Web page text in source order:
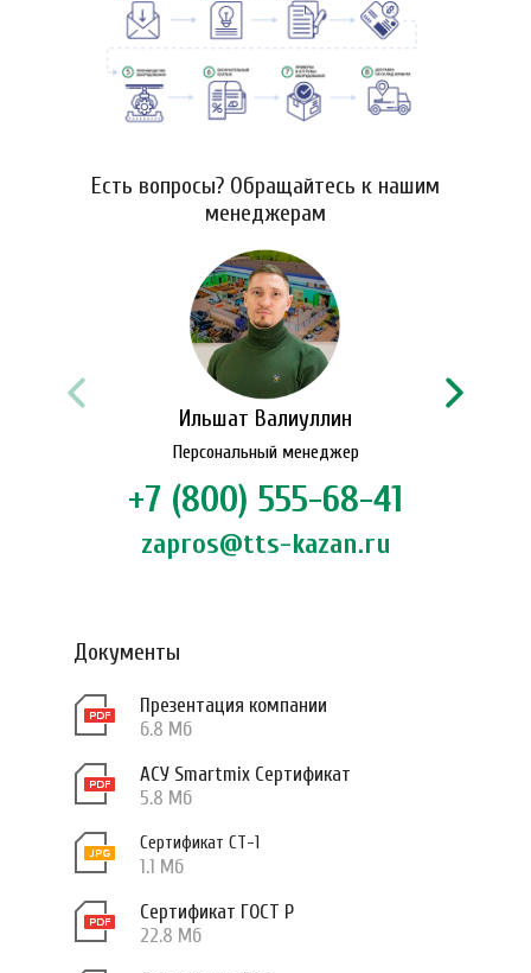
Есть вопросы? Обращайтесь к нашим
менеджерам
Ильшат Валиуллин
Персональный менеджер
+7 (800) 555-68-41
zapros@tts-kazan.ru
Документы
Презентация компании
6.8 Мб
АСУ Smartmix Сертификат
5.8 Мб
Сертификат СТ-1
1.1 Мб
Сертификат ГОСТ Р
22.8 Мб